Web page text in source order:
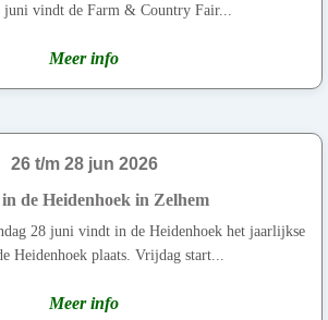
juni vindt de Farm & Country Fair...
Meer info
26 t/m 28 jun 2026
in de Heidenhoek in Zelhem
28 juni vindt in de Heidenhoek het jaarlijkse
Heidenhoek plaats. Vrijdag start...
Meer info